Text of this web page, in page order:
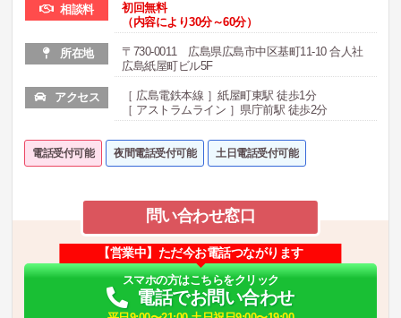
相談料
初回無料
（内容により30分～60分）
所在地
〒730-0011 広島県広島市中区基町11-10 合人社
広島紙屋町ビル5F
アクセス
［ 広島電鉄本線 ］紙屋町東駅 徒歩1分
［ アストラムライン ］県庁前駅 徒歩2分
電話受付可能 夜間電話受付可能 土日電話受付可能
問い合わせ窓口
【営業中】ただ今お電話つながります
スマホの方はこちらをクリック
電話でお問い合わせ